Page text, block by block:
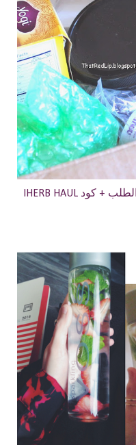
IHERB HAUL مشترياتي من آي هيرب + طريقة الطلب + كود